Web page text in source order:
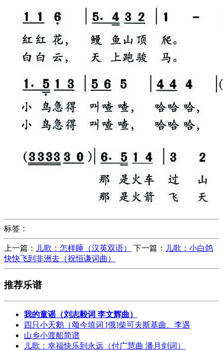
标签：
上一篇： 儿歌：怎样睡（汉英双语） 下一篇：
儿歌：小白鸽
快快飞到非洲去（祝恒谦词曲）
推荐乐谱
我的童谣（刘志毅词 李文辉曲）
四只小天鹅（颂今填词 [俄]柴可夫斯基曲、李遇
山乡小渡船简谱
儿歌：幸福快乐到永远（付广慧曲 潘月剑词）